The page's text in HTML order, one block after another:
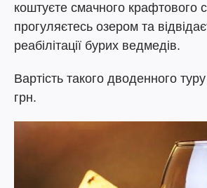
коштуєте смачного крафтового
прогуляєтесь озером та
реабілітації бурих ведмедів.
Вартість такого дводенного
грн.